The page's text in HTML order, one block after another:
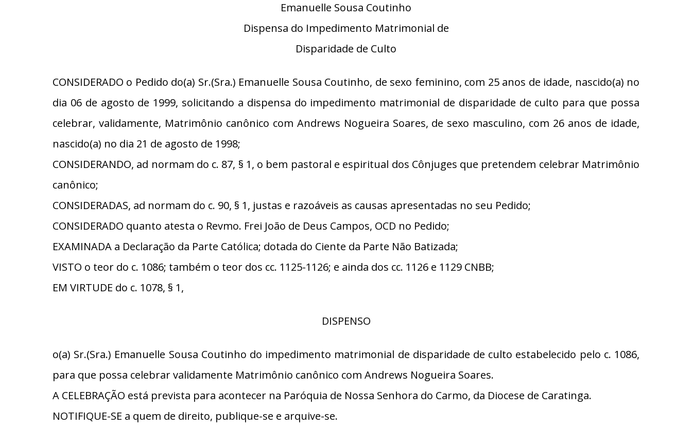
Emanuelle Sousa Coutinho
Dispensa do Impedimento Matrimonial de
Disparidade de Culto
CONSIDERADO o Pedido do(a) Sr.(Sra.) Emanuelle Sousa Coutinho, de sexo feminino, com 25 anos de idade, nascido(a) no
dia 06 de agosto de 1999, solicitando a dispensa do impedimento matrimonial de disparidade de culto para que possa
celebrar, validamente, Matrimônio canônico com Andrews Nogueira Soares, de sexo masculino, com 26 anos de idade,
nascido(a) no dia 21 de agosto de 1998;
CONSIDERANDO, ad normam do c. 87, § 1, o bem pastoral e espiritual dos Cônjuges que pretendem celebrar Matrimônio
canônico;
CONSIDERADAS, ad normam do c. 90, § 1, justas e razoáveis as causas apresentadas no seu Pedido;
CONSIDERADO quanto atesta o Revmo. Frei João de Deus Campos, OCD no Pedido;
EXAMINADA a Declaração da Parte Católica; dotada do Ciente da Parte Não Batizada;
VISTO o teor do c. 1086; também o teor dos cc. 1125-1126; e ainda dos cc. 1126 e 1129 CNBB;
EM VIRTUDE do c. 1078, § 1,
DISPENSO
o(a) Sr.(Sra.) Emanuelle Sousa Coutinho do impedimento matrimonial de disparidade de culto estabelecido pelo c. 1086,
para que possa celebrar validamente Matrimônio canônico com Andrews Nogueira Soares.
A CELEBRAÇÃO está prevista para acontecer na Paróquia de Nossa Senhora do Carmo, da Diocese de Caratinga.
NOTIFIQUE-SE a quem de direito, publique-se e arquive-se.